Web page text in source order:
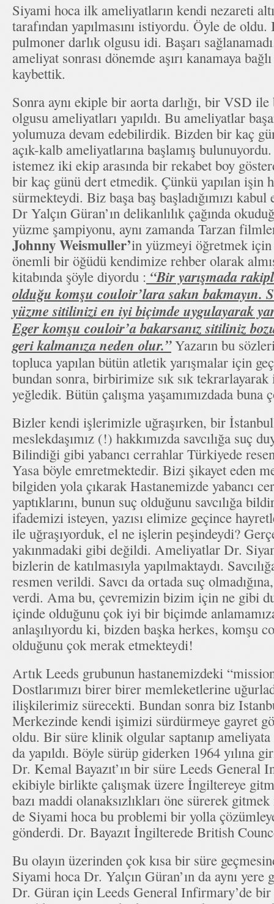
Siyami hoca ilk ameliyatların kendi nezareti
tarafından yapılmasını istiyordu. Öyle de
pulmoner darlık olgusu idi. Başarı
ameliyat sonrası dönemde aşırı kanamaya
kaybettik.
Sonra aynı ekiple bir aorta darlığı, bir VSD
olgusu ameliyatları yapıldı. Bu ameliyatlar
yolumuza devam edebilirdik. Bizden bir kaç
açık-kalb ameliyatlarına başlamış
istemez iki ekip arasında bir rekabet boy
bir kaç günü dert etmedik. Çünkü yapılan işin
sürmekteydi. Biz başa baş başladığımızı
Dr Yalçın Güran’ın delikanlılık çağında
yüzme şampiyonu, aynı zamanda Tarzan
Johnny Weismuller’in yüzmeyi öğretmek için
önemli bir öğüdü kendimize rehber olarak
kitabında şöyle diyordu : “Bir yarışmada
olduğu komşu couloir’lara sakın bakmayın.
yüzme sitilinizi en iyi biçimde uygulayarak
Eger komşu couloir’a bakarsanız sitiliniz
geri kalmanıza neden olur.”Yazarın bu
topluca yapılan bütün atletik yarışmalar için
bundan sonra, birbirimize sık sık
yeğledik. Bütün çalışma yaşamımızdada buna
Bizler kendi işlerimizle uğraşırken, bir
meslekdaşımız (!) hakkımızda savcılığa suç
Bilindiği gibi yabancı cerrahlar Türkiyede
Yasa böyle emretmektedir. Bizi şikayet eden
bilgiden yola çıkarak Hastanemizde yabancı
yaptıklarını, bunun suç olduğunu savcılığa
ifademizi isteyen, yazısı elimize geçince
ile uğraşıyorduk, el ne işlerin peşindeydi?
yakınmadaki gibi değildi. Ameliyatlar Dr.
bizlerin de katılmasıyla yapılmaktaydı.
resmen verildi. Savcı da ortada suç
verdi. Ama bu, çevremizin bizim için ne gibi
içinde olduğunu çok iyi bir biçimde
anlaşılıyordu ki, bizden başka herkes, komşu
olduğunu çok merak etmekteydi!
Artık Leeds grubunun hastanemizdeki
Dostlarımızı birer birer memleketlerine
ilişkilerimiz sürecekti. Bundan sonra biz
Merkezinde kendi işimizi sürdürmeye gayret
oldu. Bir süre klinik olgular saptanıp ameliyata
da yapıldı. Böyle sürüp giderken 1964 yılına
Dr. Kemal Bayazıt’ın bir süre Leeds General
ekibiyle birlikte çalışmak üzere İngiltereye
bazı maddi olanaksızlıkları öne sürerek
de Siyami hoca bu problemi bir yolla
gönderdi. Dr. Bayazıt İngilterede British
Bu olayın üzerinden çok kısa bir süre
Siyami hoca Dr. Yalçın Güran’ın da aynı
Dr. Güran için Leeds General Infirmary’de bir